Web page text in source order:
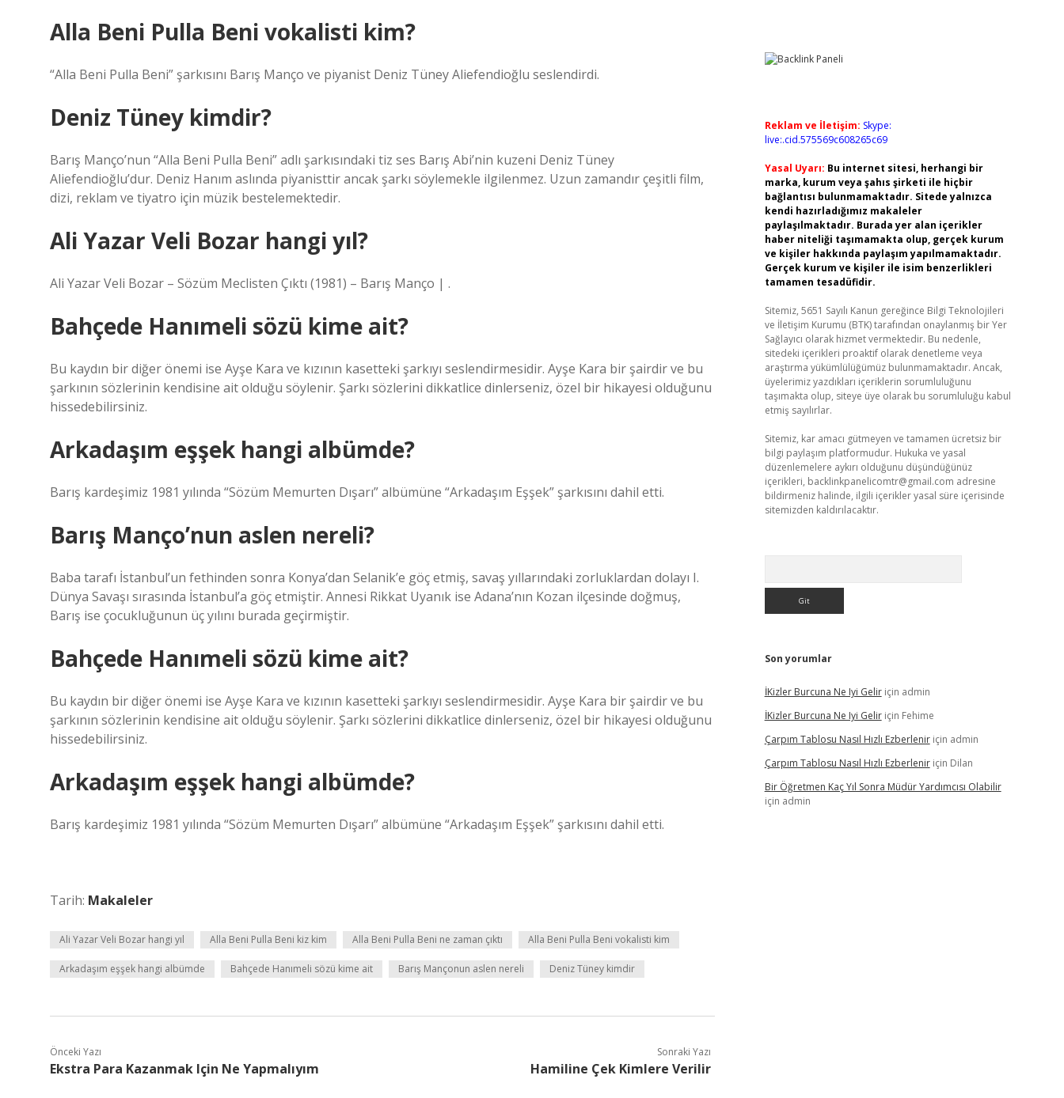
Alla Beni Pulla Beni vokalisti kim?
“Alla Beni Pulla Beni” şarkısını Barış Manço ve piyanist Deniz Tüney Aliefendioğlu seslendirdi.
Deniz Tüney kimdir?
Barış Manço’nun “Alla Beni Pulla Beni” adlı şarkısındaki tiz ses Barış Abi’nin kuzeni Deniz Tüney
Aliefendioğlu’dur. Deniz Hanım aslında piyanisttir ancak şarkı söylemekle ilgilenmez. Uzun zamandır çeşitli film,
dizi, reklam ve tiyatro için müzik bestelemektedir.
Ali Yazar Veli Bozar hangi yıl?
Ali Yazar Veli Bozar – Sözüm Meclisten Çıktı (1981) – Barış Manço | .
Bahçede Hanımeli sözü kime ait?
Bu kaydın bir diğer önemi ise Ayşe Kara ve kızının kasetteki şarkıyı seslendirmesidir. Ayşe Kara bir şairdir ve bu
şarkının sözlerinin kendisine ait olduğu söylenir. Şarkı sözlerini dikkatlice dinlerseniz, özel bir hikayesi olduğunu
hissedebilirsiniz.
Arkadaşım eşşek hangi albümde?
Barış kardeşimiz 1981 yılında “Sözüm Memurten Dışarı” albümüne “Arkadaşım Eşşek” şarkısını dahil etti.
Barış Manço’nun aslen nereli?
Baba tarafı İstanbul’un fethinden sonra Konya’dan Selanik’e göç etmiş, savaş yıllarındaki zorluklardan dolayı I.
Dünya Savaşı sırasında İstanbul’a göç etmiştir. Annesi Rikkat Uyanık ise Adana’nın Kozan ilçesinde doğmuş,
Barış ise çocukluğunun üç yılını burada geçirmiştir.
Bahçede Hanımeli sözü kime ait?
Bu kaydın bir diğer önemi ise Ayşe Kara ve kızının kasetteki şarkıyı seslendirmesidir. Ayşe Kara bir şairdir ve bu
şarkının sözlerinin kendisine ait olduğu söylenir. Şarkı sözlerini dikkatlice dinlerseniz, özel bir hikayesi olduğunu
hissedebilirsiniz.
Arkadaşım eşşek hangi albümde?
Barış kardeşimiz 1981 yılında “Sözüm Memurten Dışarı” albümüne “Arkadaşım Eşşek” şarkısını dahil etti.
Tarih: Makaleler
Ali Yazar Veli Bozar hangi yıl Alla Beni Pulla Beni kiz kim Alla Beni Pulla Beni ne zaman çıktı Alla Beni Pulla Beni vokalisti kim
Arkadaşım eşşek hangi albümde Bahçede Hanımeli sözü kime ait Barış Mançonun aslen nereli Deniz Tüney kimdir
Önceki Yazı
Ekstra Para Kazanmak Için Ne Yapmalıyım
Sonraki Yazı
Hamiline Çek Kimlere Verilir
Reklam ve İletişim: Skype:
live:.cid.575569c608265c69
Yasal Uyarı: Bu internet sitesi, herhangi bir
marka, kurum veya şahıs şirketi ile hiçbir
bağlantısı bulunmamaktadır. Sitede yalnızca
kendi hazırladığımız makaleler
paylaşılmaktadır. Burada yer alan içerikler
haber niteliği taşımamakta olup, gerçek kurum
ve kişiler hakkında paylaşım yapılmamaktadır.
Gerçek kurum ve kişiler ile isim benzerlikleri
tamamen tesadüfidir.
Sitemiz, 5651 Sayılı Kanun gereğince Bilgi Teknolojileri
ve İletişim Kurumu (BTK) tarafından onaylanmış bir Yer
Sağlayıcı olarak hizmet vermektedir. Bu nedenle,
sitedeki içerikleri proaktif olarak denetleme veya
araştırma yükümlülüğümüz bulunmamaktadır. Ancak,
üyelerimiz yazdıkları içeriklerin sorumluluğunu
taşımakta olup, siteye üye olarak bu sorumluluğu kabul
etmiş sayılırlar.
Sitemiz, kar amacı gütmeyen ve tamamen ücretsiz bir
bilgi paylaşım platformudur. Hukuka ve yasal
düzenlemelere aykırı olduğunu düşündüğünüz
içerikleri, backlinkpanelicomtr@gmail.com adresine
bildirmeniz halinde, ilgili içerikler yasal süre içerisinde
sitemizden kaldırılacaktır.
Son yorumlar
İKizler Burcuna Ne Iyi Geliriçin admin
İKizler Burcuna Ne Iyi Geliriçin Fehime
Çarpım Tablosu Nasıl Hızlı Ezberleniriçin admin
Çarpım Tablosu Nasıl Hızlı Ezberleniriçin Dilan
Bir Öğretmen Kaç Yıl Sonra Müdür Yardımcısı Olabilir
için admin